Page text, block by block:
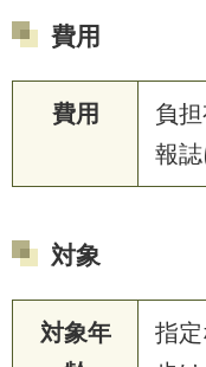
費用
費用
負
報誌
対象
対象年
指